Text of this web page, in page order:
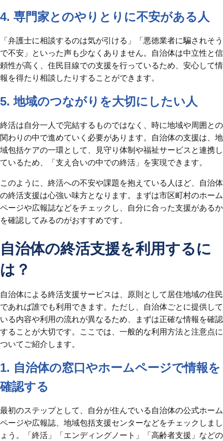
4. 専門家とのやりとりに不安がある人
「弁護士に相談するのは気が引ける」「悪徳業者に騙されそう
で不安」といった声も少なくありません。自治体は中立性と信
頼性が高く、住民目線での支援を行っているため、安心して情
報を得たり相談したりすることができます。
5. 地域のつながりを大切にしたい人
終活は自分一人で完結するものではなく、時に地域や周囲との
関わりの中で進めていく必要があります。自治体の支援は、地
域包括ケアの一環として、見守り体制や福祉サービスと連携し
ているため、「支え合いの中での終活」を実現できます。
このように、終活への不安や課題を抱えている人ほど、自治体
の終活支援は心強い味方となります。まずは市区町村のホーム
ページや広報誌などをチェックし、自分に合った支援があるか
を確認してみるのがおすすめです。
自治体の終活支援を利用するに
は？
自治体による終活支援サービスは、原則として居住地域の住民
であれば誰でも利用できます。ただし、自治体ごとに提供して
いる内容や利用の流れが異なるため、まずは正確な情報を確認
することが大切です。ここでは、一般的な利用方法と注意点に
ついてご紹介します。
1. 自治体の窓口やホームページで情報を
確認する
最初のステップとして、自分が住んでいる自治体の公式ホーム
ページや広報誌、地域包括支援センターなどをチェックしまし
ょう。「終活」「エンディングノート」「高齢者支援」などの